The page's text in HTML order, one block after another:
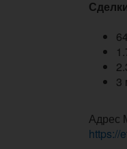
3
Адрес
https://